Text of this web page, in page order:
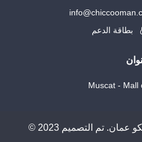
بطاقة الدعم
© 2023 جميع الحقوق محفوطة لدي شيكو عمان. تم التصميم